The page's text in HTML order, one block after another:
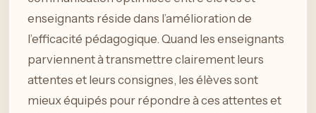
enseignants réside dans l’amélioration de
l’efficacité pédagogique. Quand les enseignants
parviennent à transmettre clairement leurs
attentes et leurs consignes, les élèves sont
mieux équipés pour répondre à ces attentes et